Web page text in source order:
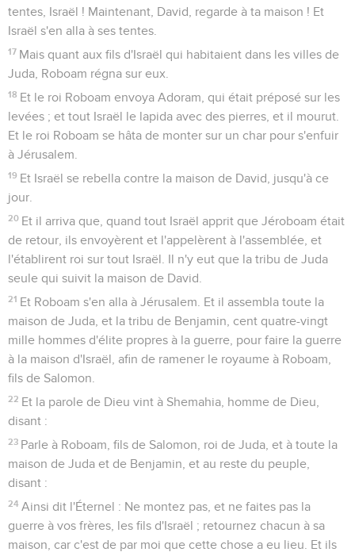
tentes, Israël ! Maintenant, David, regarde à ta maison ! Et
Israël s'en alla à ses tentes.
17 Mais quant aux fils d'Israël qui habitaient dans les villes de
Juda, Roboam régna sur eux.
18 Et le roi Roboam envoya Adoram, qui était préposé sur les
levées ; et tout Israël le lapida avec des pierres, et il mourut.
Et le roi Roboam se hâta de monter sur un char pour s'enfuir
à Jérusalem.
19 Et Israël se rebella contre la maison de David, jusqu'à ce
jour.
20 Et il arriva que, quand tout Israël apprit que Jéroboam était
de retour, ils envoyèrent et l'appelèrent à l'assemblée, et
l'établirent roi sur tout Israël. Il n'y eut que la tribu de Juda
seule qui suivit la maison de David.
21 Et Roboam s'en alla à Jérusalem. Et il assembla toute la
maison de Juda, et la tribu de Benjamin, cent quatre-vingt
mille hommes d'élite propres à la guerre, pour faire la guerre
à la maison d'Israël, afin de ramener le royaume à Roboam,
fils de Salomon.
22 Et la parole de Dieu vint à Shemahia, homme de Dieu,
disant :
23 Parle à Roboam, fils de Salomon, roi de Juda, et à toute la
maison de Juda et de Benjamin, et au reste du peuple,
disant :
24 Ainsi dit l'Éternel : Ne montez pas, et ne faites pas la
guerre à vos frères, les fils d'Israël ; retournez chacun à sa
maison, car c'est de par moi que cette chose a eu lieu. Et ils